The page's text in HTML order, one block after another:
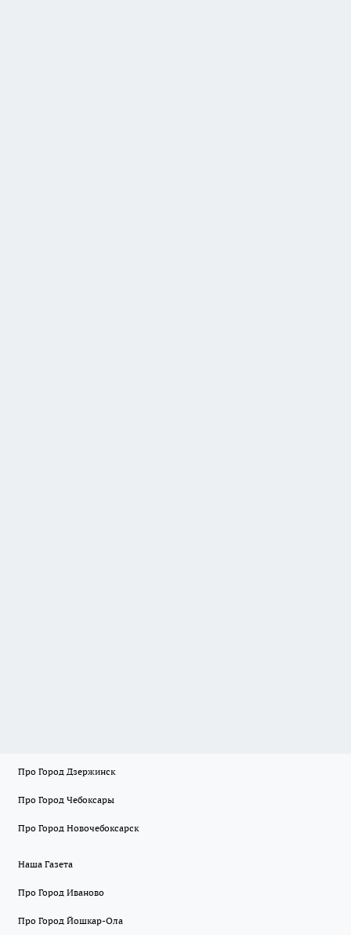
Про Город Дзержинск
Про Город Чебоксары
Про Город Новочебоксарск
Наша Газета
Про Город Иваново
Про Город Йошкар-Ола